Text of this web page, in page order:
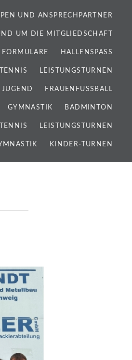
UND ANSPRECHPARTNER
UM DIE MITGLIEDSCHAFT
FORMULARE HALLENSPASS
LEISTUNGSTURNEN
JUGEND FRAUENFUSSBALL
GYMNASTIK BADMINTON
LEISTUNGSTURNEN
KINDER-TURNEN